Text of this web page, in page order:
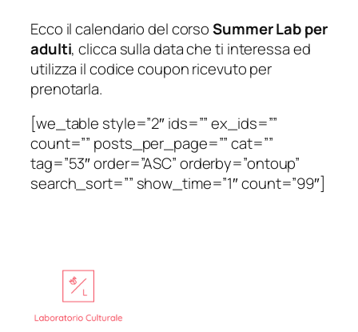
Ecco il calendario del corsoSummer Lab per
adulti, clicca sulla data che ti interessa ed
utilizza il codice coupon ricevuto per
prenotarla.
[we_table style=”2″ ids=”” ex_ids=””
count=”” posts_per_page=”” cat=””
tag=”53″ order=”ASC” orderby=”ontoup”
search_sort=”” show_time=”1″ count=”99″]